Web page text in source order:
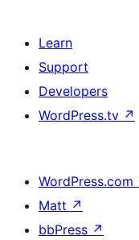
Learn
Support
Developers
WordPress.tv ↗
WordPress.com
Matt ↗
bbPress ↗